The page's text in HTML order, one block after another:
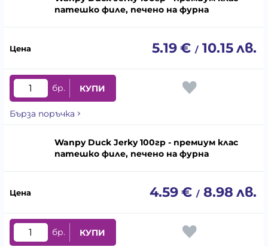
патешко филе, печено на фурна
5.19€ / 10.15лв.
бр. КУПИ
Бърза поръчка
Wanpy Duck Jerky 100гр - премиум клас
патешко филе, печено на фурна
4.59€ / 8.98 лв.
бр. КУПИ